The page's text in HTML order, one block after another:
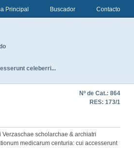
Principal Buscador Contacto
celeberri...
Nº de Cat.: 864
RES: 173/1
Verzaschae scholarchae & archiatri
medicarum centuria: cui accesserunt